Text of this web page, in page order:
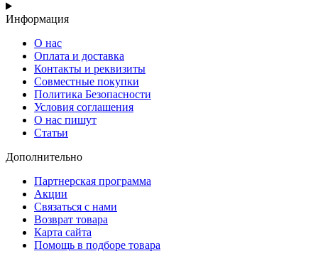
Информация
О нас
Оплата и доставка
Контакты и реквизиты
Совместные покупки
Политика Безопасности
Условия соглашения
О нас пишут
Статьи
Дополнительно
Партнерская программа
Акции
Связаться с нами
Возврат товара
Карта сайта
Помощь в подборе товара